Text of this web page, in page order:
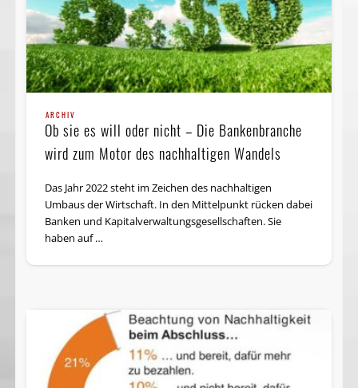
ARCHIV
Ob sie es will oder nicht – Die Bankenbranche
wird zum Motor des nachhaltigen Wandels
Das Jahr 2022 steht im Zeichen des nachhaltigen
Umbaus der Wirtschaft. In den Mittelpunkt rücken dabei
Banken und Kapitalverwaltungsgesellschaften. Sie
haben auf …